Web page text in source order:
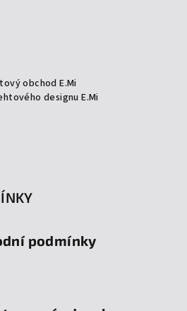
obchod E.Mi
designu E.Mi
podmínky